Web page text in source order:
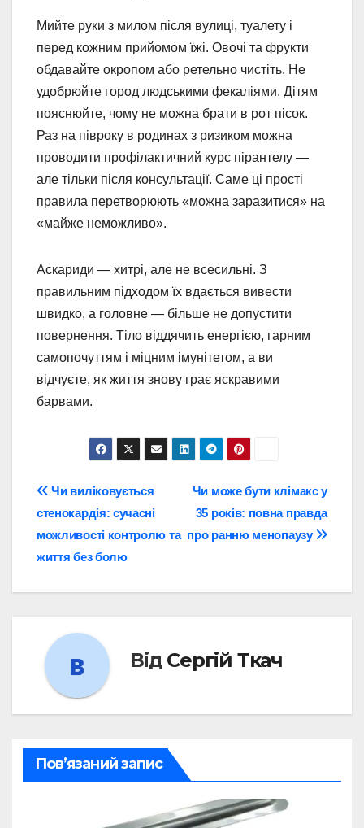
Мийте руки з милом після вулиці, туалету і
перед кожним прийомом їжі. Овочі та фрукти
обдавайте окропом або ретельно чистіть. Не
удобрюйте город людськими фекаліями. Дітям
пояснюйте, чому не можна брати в рот пісок.
Раз на півроку в родинах з ризиком можна
проводити профілактичний курс пірантелу —
але тільки після консультації. Саме ці прості
правила перетворюють «можна заразитися» на
«майже неможливо».
Аскариди — хитрі, але не всесильні. З
правильним підходом їх вдається вивести
швидко, а головне — більше не допустити
повернення. Тіло віддячить енергією, гарним
самопочуттям і міцним імунітетом, а ви
відчуєте, як життя знову грає яскравими
барвами.
Навігація
записів
Чи може бути клімакс у
35 років: повна правда
про ранню менопаузу
Чи виліковується
стенокардія: сучасні
можливості контролю та
життя без болю
Від Сергій Ткач
Пов’язаний запис